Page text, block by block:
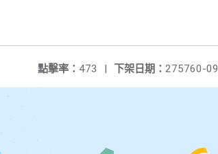
下架日期： 275760-
點擊率： 473 |